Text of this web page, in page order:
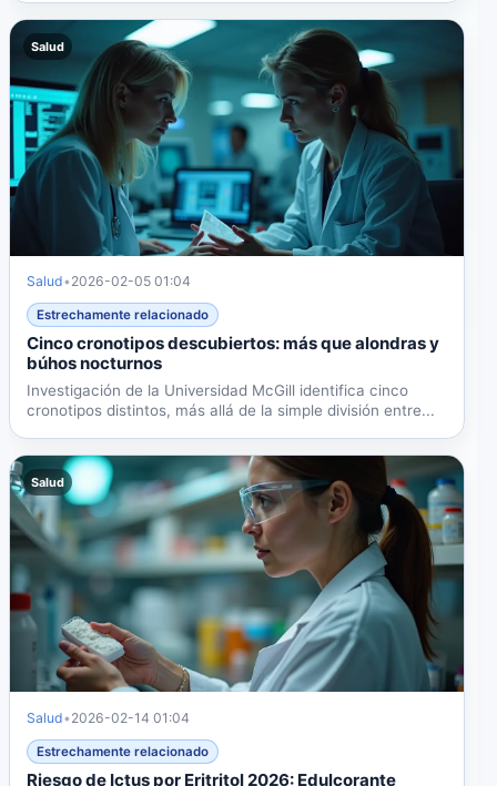
Salud
Salud• 2026-02-05 01:04
Estrechamente relacionado
Cinco cronotipos descubiertos: más que alondras y
búhos nocturnos
Investigación de la Universidad McGill identifica cinco
cronotipos distintos, más allá de la simple división entre...
Salud
Salud• 2026-02-14 01:04
Estrechamente relacionado
Riesgo de Ictus por Eritritol 2026: Edulcorante